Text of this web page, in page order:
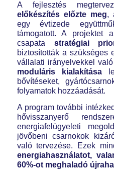
A fejlesztés
előkészítés előzte meg,
egy évtizede
támogatott. A projektet
csapata stratégiai
biztosították a szükséges
vállalati irányelvekkel
moduláris kialakítása
bővítéseket,
folyamatok hozzáadását.
A program további
hővisszanyerő
energiafelügyeleti
jövőbeni csarnokok
való tervezése. Ezek
energiahasználatot,
60%-ot meghaladó